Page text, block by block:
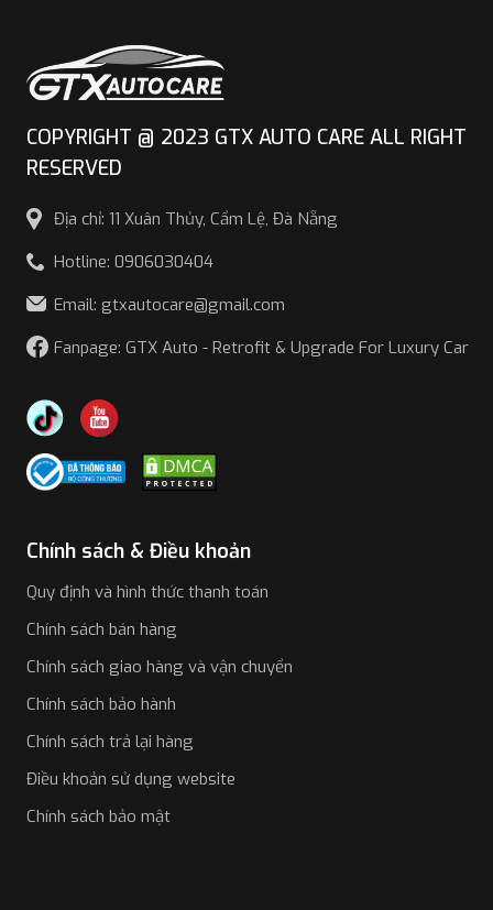
COPYRIGHT @ 2023 GTX AUTO CARE ALL RIGHT
RESERVED
Địa chỉ: 11 Xuân Thủy, Cẩm Lệ, Đà Nẵng
Hotline: 0906030404
Email: gtxautocare@gmail.com
Fanpage: GTX Auto - Retrofit & Upgrade For Luxury Car
Chính sách & Điều khoản
Quy định và hình thức thanh toán
Chính sách bán hàng
Chính sách giao hàng và vận chuyển
Chính sách bảo hành
Chính sách trả lại hàng
Điều khoản sử dụng website
Chính sách bảo mật